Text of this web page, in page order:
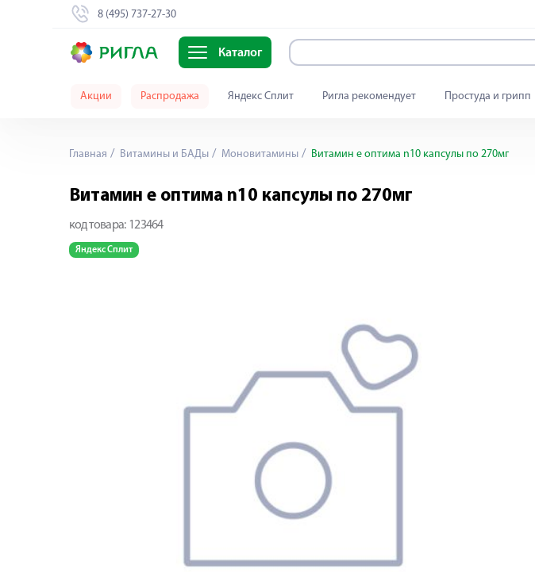
8 (495) 737-27-30
Каталог
Акции Распродажа Яндекс Сплит Ригла рекомендует Простуда и грипп
Главная Витамины и БАДы Моновитамины Витамин е оптима n10 капсулы по 270мг
Витамин е оптима n10 капсулы по 270мг
код товара: 123464
Яндекс Сплит